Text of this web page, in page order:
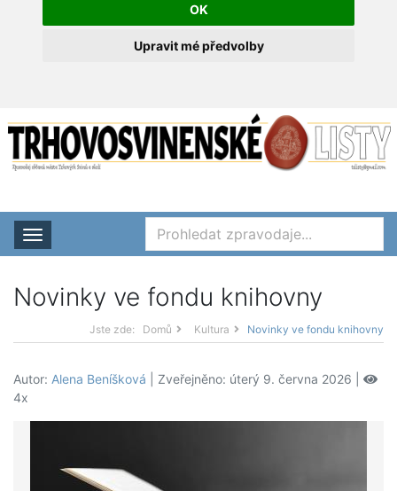
OK
Upravit mé předvolby
Rozbalit nabídku
Novinky ve fondu knihovny
Jste zde: Domů Kultura Novinky ve fondu knihovny
Autor: Alena Beníšková | Zveřejněno: úterý 9. června 2026 |
4x